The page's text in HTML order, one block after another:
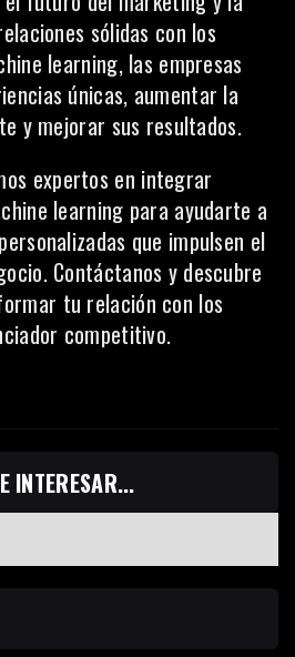
sólidas con los
learning, las empresas
únicas, aumentar la
y mejorar sus resultados.
expertos en integrar
learning para ayudarte a
que impulsen el
Contáctanos y descubre
tu relación con los
competitivo.
INTERESAR...